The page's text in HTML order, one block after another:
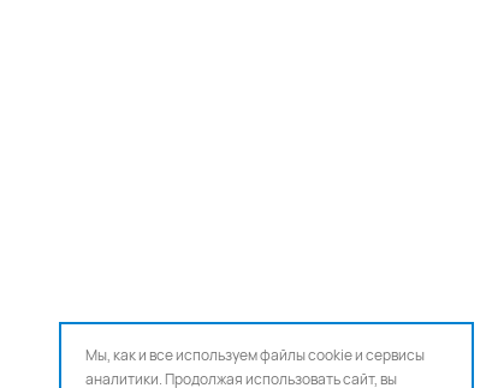
Мы, как и все используем файлы cookie и сервисы
аналитики. Продолжая использовать сайт, вы